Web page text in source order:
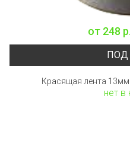
от 248 р.
ПОД
Красящая лента
нет в